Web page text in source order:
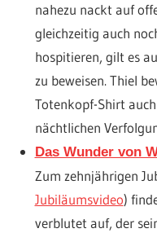
nahezu nackt auf
gleichzeitig auch
hospitieren, gilt es
zu beweisen. Thiel
Totenkopf-Shirt
nächtlichen
Das Wunder von
Zum zehnjährigen
Jubiläumsvideo)
verblutet auf, der